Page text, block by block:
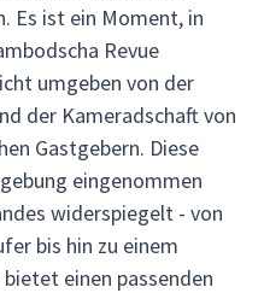
Es ist ein Moment, in
Revue
umgeben von der
der Kameradschaft von
Gastgebern. Diese
eingenommen
widerspiegelt - von
bis hin zu einem
einen passenden